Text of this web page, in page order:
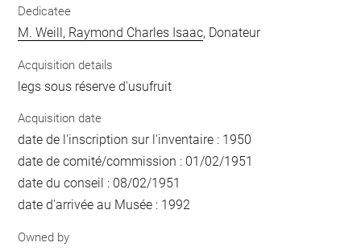
Dedicatee
M. Weill, Raymond Charles Isaac, Donateur
Acquisition details
legs sous réserve d'usufruit
Acquisition date
date de l'inscription sur l'inventaire : 1950
date de comité/commission : 01/02/1951
date du conseil : 08/02/1951
date d'arrivée au Musée : 1992
Owned by